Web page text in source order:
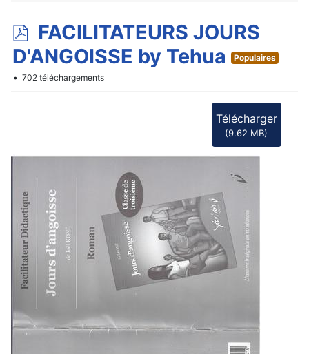
p
d
f
FACILITATEURS JOURS
D'ANGOISSE by Tehua
Populaires
702 téléchargements
Télécharger
(9.62 MB)